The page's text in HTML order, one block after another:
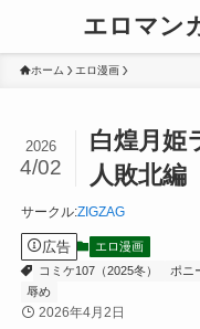
エロマン
ホーム エロ漫画
白煌月姫
人敗北編
2026
4/02
サークル:ZIGZAG
広告
エロ漫画
コミケ107（2025冬）
ポニ
辱め
2026年4月2日